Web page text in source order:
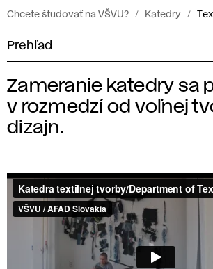
Chcete študovať na VŠVU? Katedry
Prehľad
T
e
t
i
Zameranie katedry sa
v rozmedzí od voľnej
dizajn.